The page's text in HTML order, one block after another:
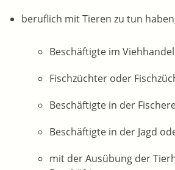
beruflich mit Tieren zu tun haben
Beschäftigte im
Fischzüchter oder
Beschäftigte in der
Beschäftigte in der Jagd
mit der Ausübung der